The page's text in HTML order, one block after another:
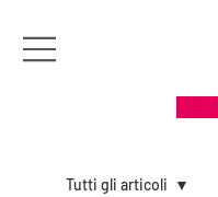
Tutti gli articoli